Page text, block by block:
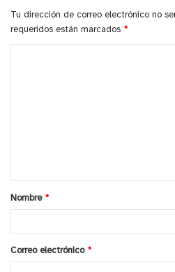
Tu dirección de correo electrónico no
requeridos están marcados *
a
r
*
Nombre *
Correo electrónico *